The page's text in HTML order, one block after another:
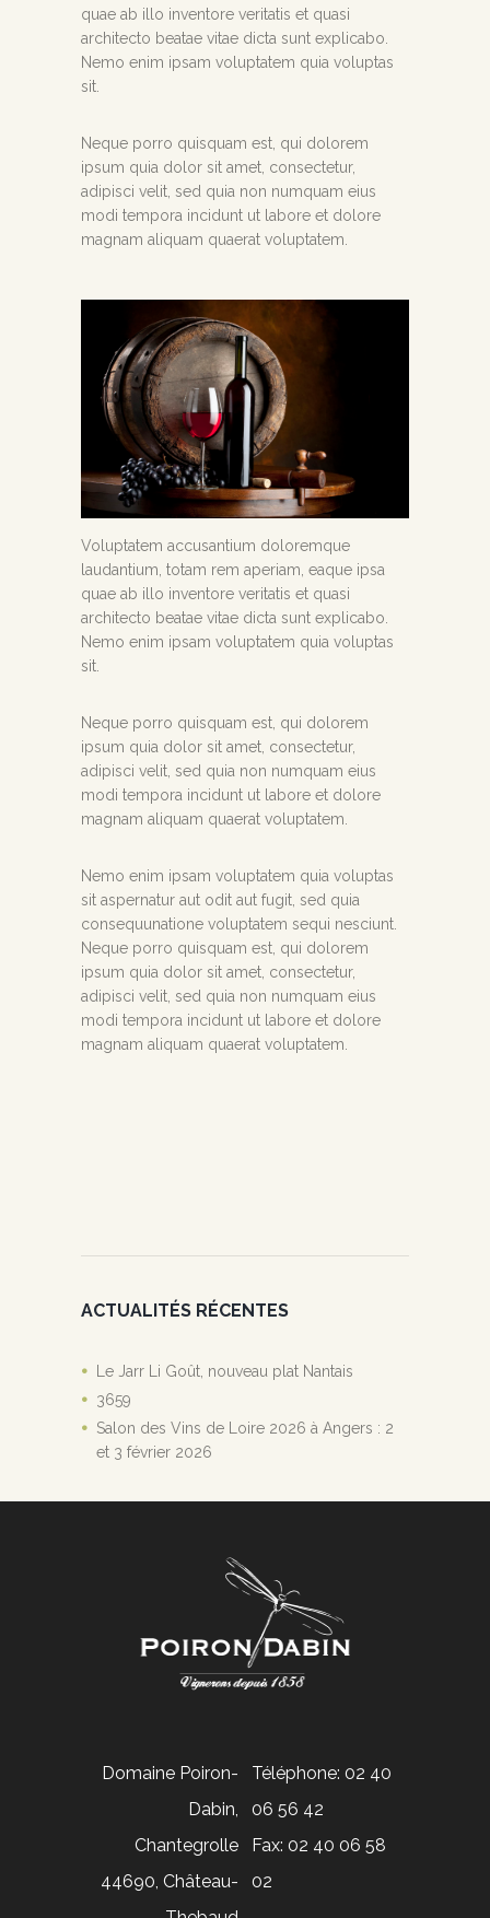
quae ab illo inventore veritatis et quasi
architecto beatae vitae dicta sunt explicabo.
Nemo enim ipsam voluptatem quia voluptas
sit.
Neque porro quisquam est, qui dolorem
ipsum quia dolor sit amet, consectetur,
adipisci velit, sed quia non numquam eius
modi tempora incidunt ut labore et dolore
magnam aliquam quaerat voluptatem.
Voluptatem accusantium doloremque
laudantium, totam rem aperiam, eaque ipsa
quae ab illo inventore veritatis et quasi
architecto beatae vitae dicta sunt explicabo.
Nemo enim ipsam voluptatem quia voluptas
sit.
Neque porro quisquam est, qui dolorem
ipsum quia dolor sit amet, consectetur,
adipisci velit, sed quia non numquam eius
modi tempora incidunt ut labore et dolore
magnam aliquam quaerat voluptatem.
Nemo enim ipsam voluptatem quia voluptas
sit aspernatur aut odit aut fugit, sed quia
consequunatione voluptatem sequi nesciunt.
Neque porro quisquam est, qui dolorem
ipsum quia dolor sit amet, consectetur,
adipisci velit, sed quia non numquam eius
modi tempora incidunt ut labore et dolore
magnam aliquam quaerat voluptatem.
ACTUALITÉS RÉCENTES
Le Jarr Li Goût, nouveau plat Nantais
3659
Salon des Vins de Loire 2026 à Angers : 2
et 3 février 2026
Téléphone: 02 40
06 56 42
Fax: 02 40 06 58
02
Domaine Poiron-
Dabin,
Chantegrolle
44690, Château-